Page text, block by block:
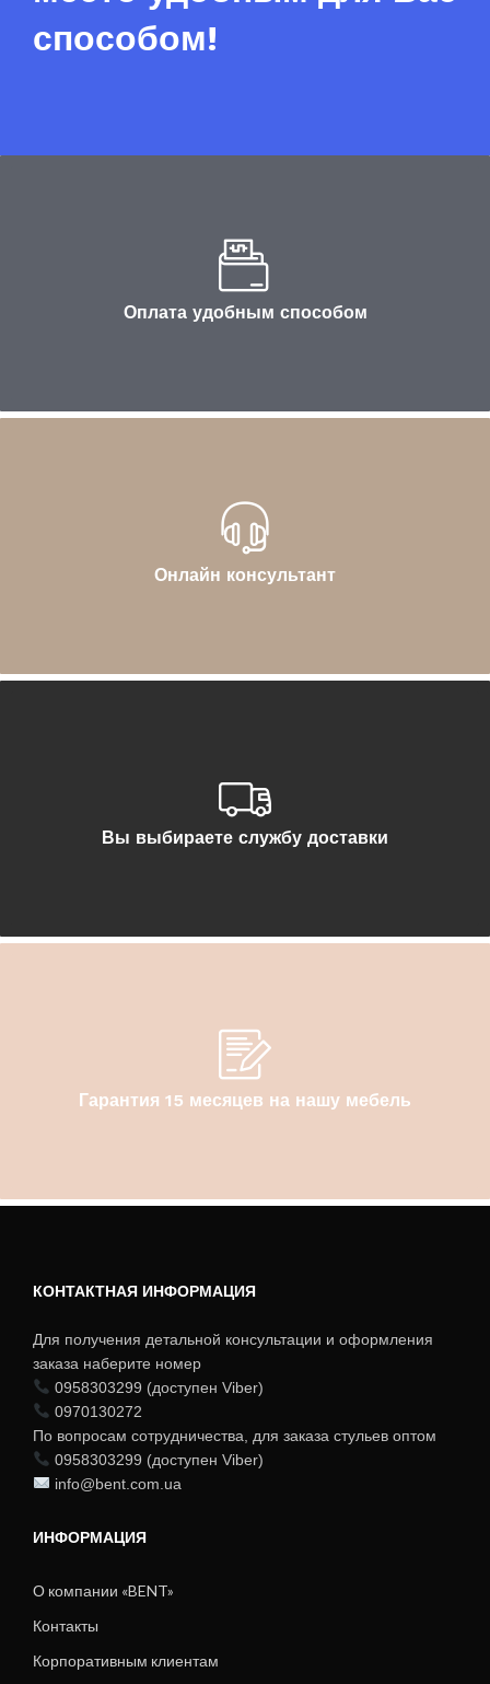
способом!
Оплата удобным способом
Онлайн консультант
Вы выбираете службу доставки
Гарантия 15 месяцев на нашу мебель
КОНТАКТНАЯ ИНФОРМАЦИЯ
Для получения детальной консультации и оформления
заказа наберите номер
0958303299 (доступен Viber)
0970130272
По вопросам сотрудничества, для заказа стульев оптом
0958303299 (доступен Viber)
info@bent.com.ua
ИНФОРМАЦИЯ
О компании «BENT»
Контакты
Корпоративным клиентам